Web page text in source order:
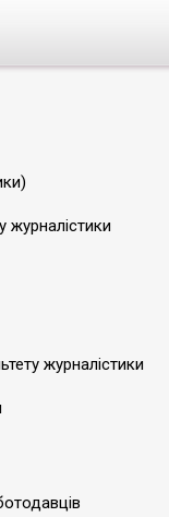
журналістики
журналістики